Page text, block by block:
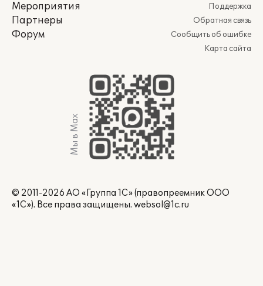
Мероприятия
Партнеры
Форум
Поддержка
Обратная связь
Сообщить об ошибке
Карта сайта
Мы в Max
© 2011-2026 АО «Группа 1С» (правопреемник ООО
«1С»). Все права защищены. websol@1c.ru